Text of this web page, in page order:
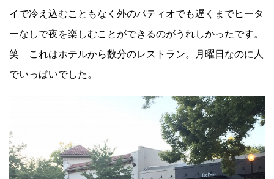
イで冷え込むこともなく外のパティオでも遅くまでヒータ
ーなしで夜を楽しむことができるのがうれしかったです。
笑 これはホテルから数分のレストラン。月曜日なのに人
でいっぱいでした。